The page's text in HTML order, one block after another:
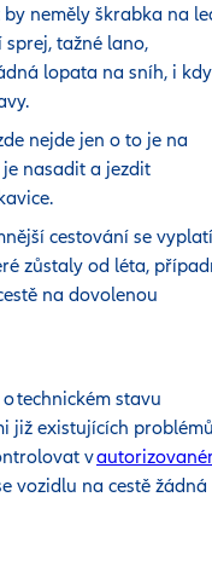
neměly škrabka na
sprej, tažné lano,
lopata na sníh, i
nejde jen o to je na
nasadit a jezdit
cestování se vyplatí
zůstaly od léta,
na dovolenou
technickém stavu
již existujících
v
vozidlu na cestě žádná